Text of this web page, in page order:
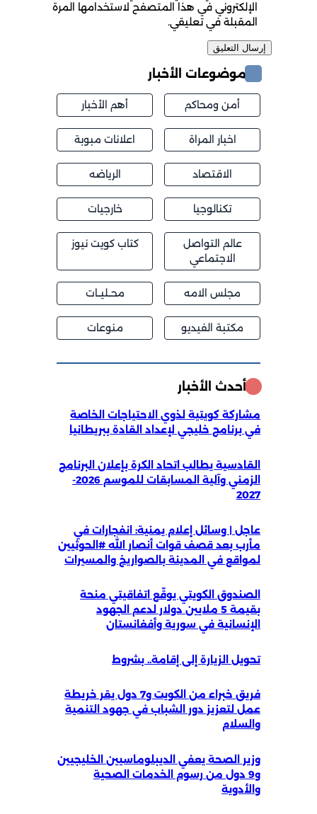
الإلكتروني في هذا المتصفح لاستخدامها المرة
المقبلة في تعليقي.
موضوعات الأخبار
أمن ومحاكم أهم الأخبار
اخبار المراة اعلانات مبوبة
الاقتصاد الرياضه
تكنالوجيا خارجيات
عالم التواصل
الاجتماعي
كتاب كويت نيوز
مجلس الامه محــليــات
مكتبة الفيديو منوعات
أحدث الأخبار
مشاركة كويتية لذوي الاحتياجات الخاصة
في برنامج خليجي لإعداد القادة ببريطانيا
القادسية يطالب اتحاد الكرة بإعلان البرنامج
الزمني وآلية المسابقات للموسم 2026-
2027
عاجل | وسائل إعلام يمنية: انفجارات في
مأرب بعد قصف قوات أنصار الله #الحوثيين
لمواقع في المدينة بالصواريخ والمسيرات
الصندوق الكويتي يوقّع اتفاقيتي منحة
بقيمة 5 ملايين دولار لدعم الجهود
الإنسانية في سورية وأفغانستان
تحويل الزيارة إلى إقامة.. بشروط
فريق خبراء من الكويت و7 دول يقر خريطة
عمل لتعزيز دور الشباب في جهود التنمية
والسلام
وزير الصحة يعفي الديبلوماسيين الخليجيين
و9 دول من رسوم الخدمات الصحية
والأدوية